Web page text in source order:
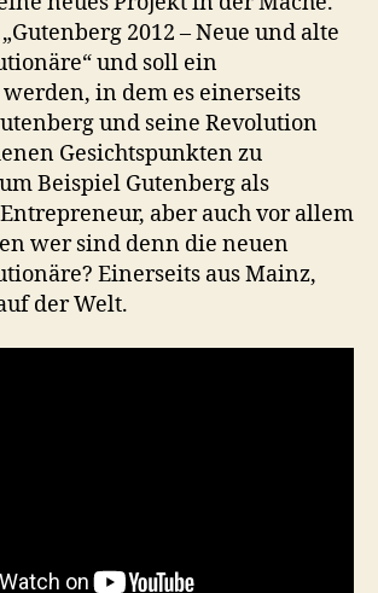
2012 – Neue und alte
und soll ein
in dem es einerseits
und seine Revolution
Gesichtspunkten zu
Beispiel Gutenberg als
aber auch vor allem
wer sind denn die neuen
Einerseits aus Mainz,
der Welt.